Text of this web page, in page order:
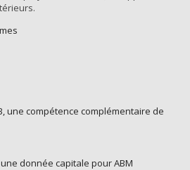
une compétence complémentaire de
donnée capitale pour ABM